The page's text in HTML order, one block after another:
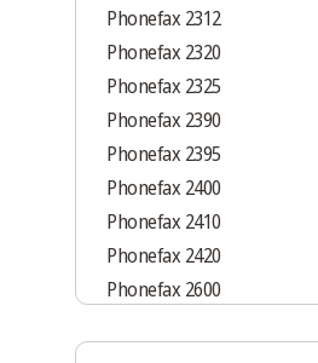
Phonefax 2312
Phonefax 2320
Phonefax 2325
Phonefax 2390
Phonefax 2395
Phonefax 2400
Phonefax 2410
Phonefax 2420
Phonefax 2600